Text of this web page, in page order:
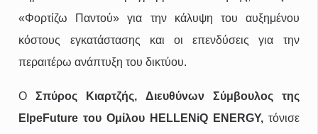
«Φορτίζω Παντού» για την κάλυψη του αυξημένου
κόστους εγκατάστασης και οι επενδύσεις για την
περαιτέρω ανάπτυξη του δικτύου.
OΣπύρος Κιαρτζής, Διευθύνων Σύμβουλος της
ΕlpeFuture του Ομίλου HELLENiQ ENERGY,τόνισε